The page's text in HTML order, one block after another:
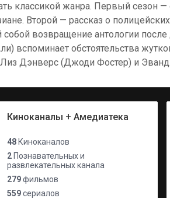
классикой жанра. Первый сезон
Второй — рассказ о
возвращение антологии
вспоминает обстоятельства
Дэнверс (Джоди Фостер) и
Киноканалы + Амедиатека
48 Киноканалов
2 Познавательных и
развлекательных канала
279фильмов
559сериалов